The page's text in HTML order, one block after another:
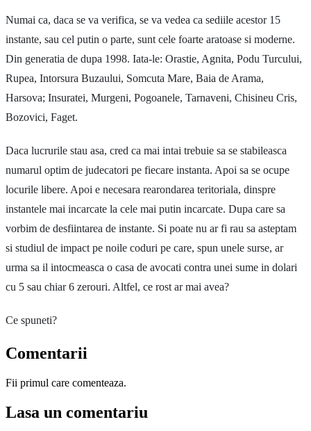
Numai ca, daca se va verifica, se va vedea ca sediile acestor 15
instante, sau cel putin o parte, sunt cele foarte aratoase si moderne.
Din generatia de dupa 1998. Iata-le: Orastie, Agnita, Podu Turcului,
Rupea, Intorsura Buzaului, Somcuta Mare, Baia de Arama,
Harsova; Insuratei, Murgeni, Pogoanele, Tarnaveni, Chisineu Cris,
Bozovici, Faget.
Daca lucrurile stau asa, cred ca mai intai trebuie sa se stabileasca
numarul optim de judecatori pe fiecare instanta. Apoi sa se ocupe
locurile libere. Apoi e necesara rearondarea teritoriala, dinspre
instantele mai incarcate la cele mai putin incarcate. Dupa care sa
vorbim de desfiintarea de instante. Si poate nu ar fi rau sa asteptam
si studiul de impact pe noile coduri pe care, spun unele surse, ar
urma sa il intocmeasca o casa de avocati contra unei sume in dolari
cu 5 sau chiar 6 zerouri. Altfel, ce rost ar mai avea?
Ce spuneti?
Comentarii
Fii primul care comenteaza.
Lasa un comentariu